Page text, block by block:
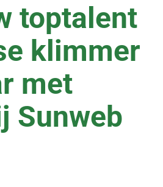
toptalent
klimmer
met
Sunweb